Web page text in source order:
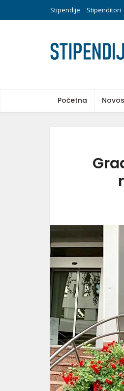
Stipendije Stipenditori
Početna